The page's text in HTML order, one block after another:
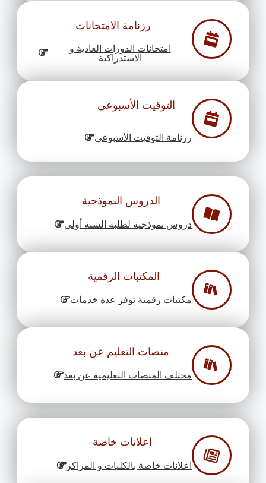
رزنامة الامتحانات
امتحانات الدورات العادية و
الاستدراكية
التوقيت الأسبوعي
رزنامة التوقيت الأسبوعي
الدروس النموذجية
دروس نموذجية لطلبة السنة أولى
المكتبات الرقمية
مكتبات رقمية توفر عدة خدمات
منصات التعليم عن بعد
مختلف المنصات التعليمية عن بعد
اعلانات خاصة
اعلانات خاصة بالكليات و المراكز